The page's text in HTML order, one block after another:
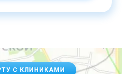
С КЛИНИКАМИ